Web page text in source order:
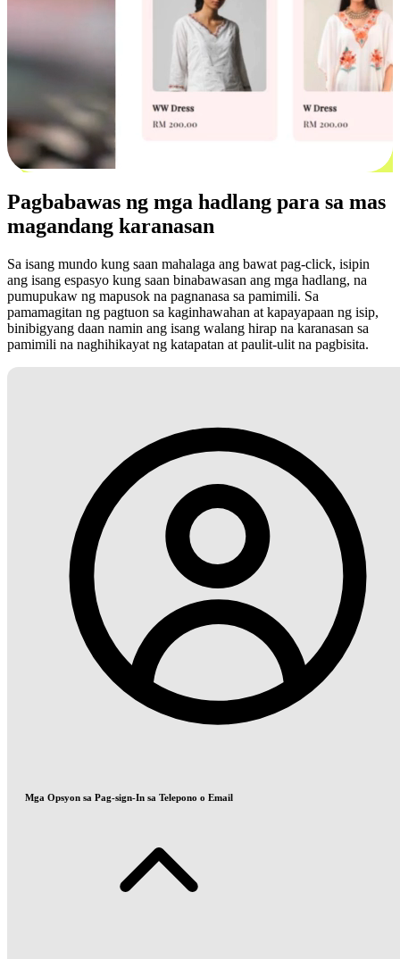
Pagbabawas ng mga hadlang para sa mas
magandang karanasan
Sa isang mundo kung saan mahalaga ang bawat pag-click, isipin
ang isang espasyo kung saan binabawasan ang mga hadlang, na
pumupukaw ng mapusok na pagnanasa sa pamimili. Sa
pamamagitan ng pagtuon sa kaginhawahan at kapayapaan ng isip,
binibigyang daan namin ang isang walang hirap na karanasan sa
pamimili na naghihikayat ng katapatan at paulit-ulit na pagbisita.
Mga Opsyon sa Pag-sign-In sa Telepono o Email